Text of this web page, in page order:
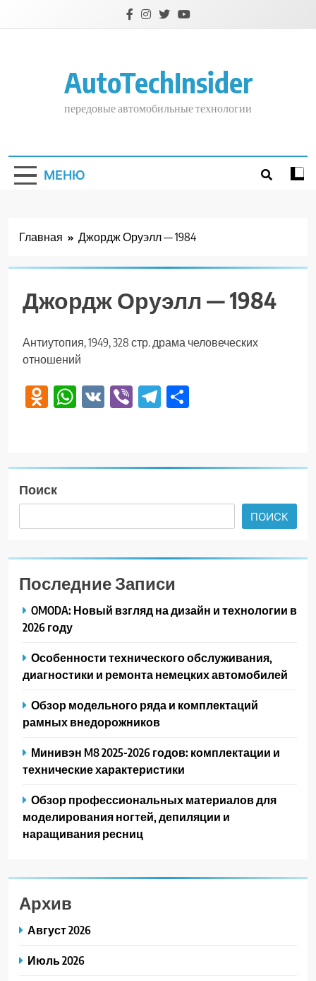
AutoTechInsider
передовые автомобильные технологии
МЕНЮ
Главная Джордж Оруэлл — 1984
Джордж Оруэлл — 1984
Антиутопия, 1949, 328 стр. драма человеческих
отношений
Odnoklassniki
WhatsApp
VK ViberTelegram
Поиск
ПОИСК
Последние Записи
OMODA: Новый взгляд на дизайн и технологии в
2026 году
Особенности технического обслуживания,
диагностики и ремонта немецких автомобилей
Обзор модельного ряда и комплектаций
рамных внедорожников
Минивэн M8 2025-2026 годов: комплектации и
технические характеристики
Обзор профессиональных материалов для
моделирования ногтей, депиляции и
наращивания ресниц
Архив
Август 2026
Июль 2026